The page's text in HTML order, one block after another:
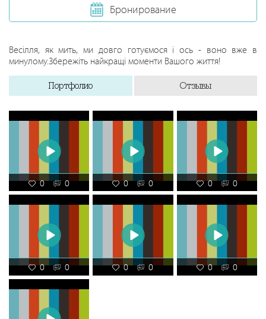
Бронирование
Весілля, як мить, ми довго готуємося і ось - воно вже в
минулому.Збережіть найкращі моменти Вашого життя!
Портфолио Отзывы
0 0 0 0 0 0
0 0 0 0 0 0